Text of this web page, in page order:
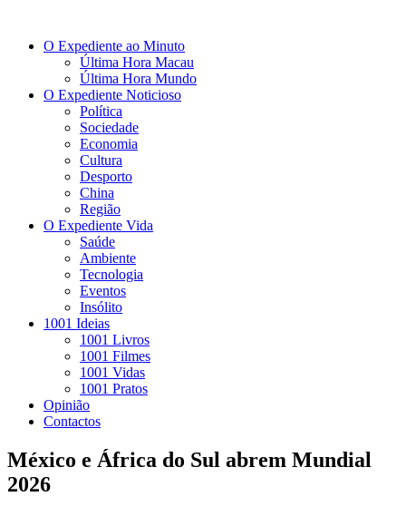
O Expediente ao Minuto
Última Hora Macau
Última Hora Mundo
O Expediente Noticioso
Política
Sociedade
Economia
Cultura
Desporto
China
Região
O Expediente Vida
Saúde
Ambiente
Tecnologia
Eventos
Insólito
1001 Ideias
1001 Livros
1001 Filmes
1001 Vidas
1001 Pratos
Opinião
Contactos
México e África do Sul abrem Mundial
2026